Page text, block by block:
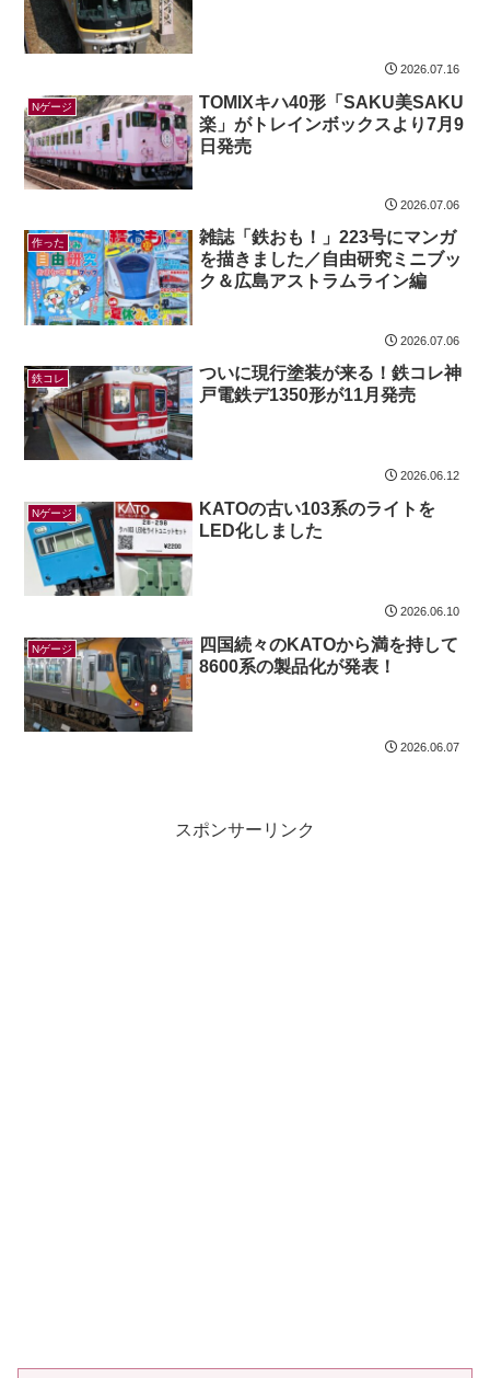
2026.07.16
Nゲージ
TOMIXキハ40形「SAKU美SAKU
楽」がトレインボックスより7月9
日発売
2026.07.06
作った
雑誌「鉄おも！」223号にマンガ
を描きました／自由研究ミニブッ
ク＆広島アストラムライン編
2026.07.06
鉄コレ
ついに現行塗装が来る！鉄コレ神
戸電鉄デ1350形が11月発売
2026.06.12
Nゲージ
KATOの古い103系のライトを
LED化しました
2026.06.10
Nゲージ
四国続々のKATOから満を持して
8600系の製品化が発表！
2026.06.07
スポンサーリンク